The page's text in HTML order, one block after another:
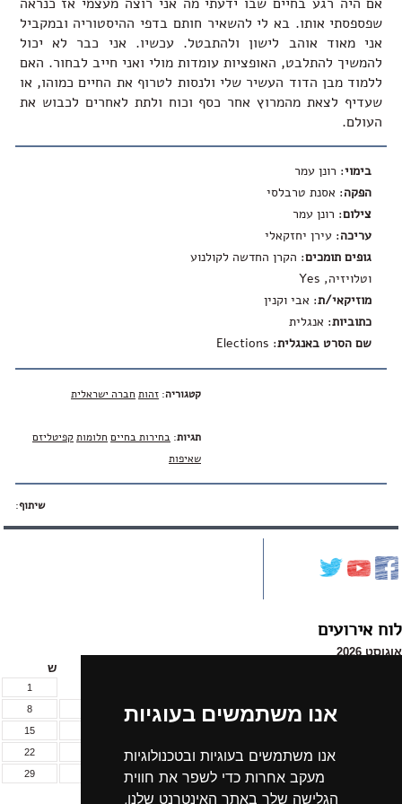
אנו משתמשים בעוגיות
אנו משתמשים בעוגיות ובטכנולוגיות
מעקב אחרות כדי לשפר את חווית
הגלישה שלך באתר האינטרנט שלנו,
שפספסתי אותו. בא לי להשאיר חותם בדפי ההיסטוריה ובמקביל
אני מאוד אוהב לישון ולהתבטל. עכשיו. אני כבר לא יכול
להמשיך להתלבט, האופציות עומדות מולי ואני חייב לבחור. האם
ללמוד מבן הדוד העשיר שלי ולנסות לטרוף את החיים כמוהו, או
שעדיף לצאת מהמרוץ אחר כסף וכוח ולתת לאחרים לכבוש את
העולם.
בימוי: רונן עמר
הפקה: אסנת טרבלסי
צילום: רונן עמר
עריכה: עירן יחזקאלי
גופים תומכים: הקרן החדשה לקולנוע
וטלויזיה, Yes
מוזיקאי/ת: אבי וקנין
כתוביות: אנגלית
שם הסרט באנגלית:
Elections
קטגוריה: זהות חברה ישראלית
תגיות: בחירות בחיים חלומותקפיטליזם
שאיפות
שיתוף:
לוח אירועים
אוגוסט 2026
ש
1
3
4
5
6
8
15
17
18
19
20
22
24
25
26
27
29
31